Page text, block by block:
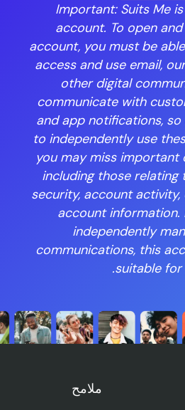
Important: Suits Me
account. To open
account, you must be
access and use email,
other digital
communicate with
and app notifications, so
to independently use
you may miss important
including those
security, account
account information.
independently
communications, this
suitable for
ملامح